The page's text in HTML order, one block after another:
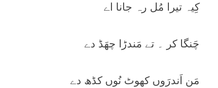
کِیہ تیرا مُل رہ جانا اے
چَنگا کر ۔ تے مَندڑا چھَڈ دے
مَن اَندرَوں کھوٹ نُوں کڈھ دے